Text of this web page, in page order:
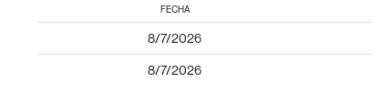
FECHA
8/7/2026
8/7/2026